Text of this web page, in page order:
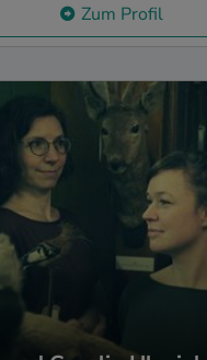
Zum Profil